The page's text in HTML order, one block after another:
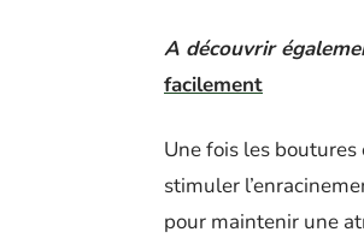
A découvrir
facilement
Une fois les
stimuler
pour maintenir une